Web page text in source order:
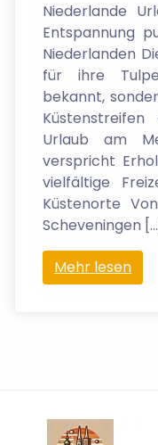
Niederlande
Entspannung
Niederlanden
für ihre
bekannt,
Urlaub am
verspricht
vielfältige
Küstenorte
Scheveningen
Mehr lesen